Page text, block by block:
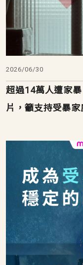
2026/06/30
超過14萬人遭家
片，籲支持受暴